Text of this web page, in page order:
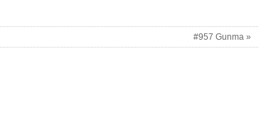
#957 Gunma »